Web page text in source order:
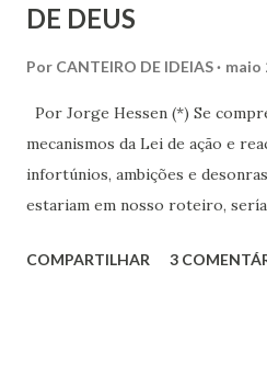
DE DEUS
Por CANTEIRO DE IDEIAS maio
Por Jorge Hessen (*) Se
mecanismos da Lei de ação e
infortúnios, ambições e
estariam em nosso roteiro,
com o máximo discernimento, a
COMPARTILHAR 3